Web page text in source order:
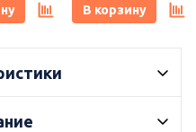
В корзину